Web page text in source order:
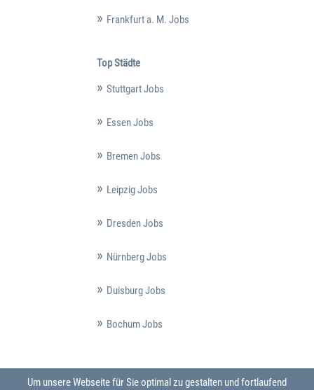
Frankfurt a. M. Jobs
Top Städte
Stuttgart Jobs
Essen Jobs
Bremen Jobs
Leipzig Jobs
Dresden Jobs
Nürnberg Jobs
Duisburg Jobs
Bochum Jobs
Um unsere Webseite für Sie optimal zu gestalten und fortlaufend